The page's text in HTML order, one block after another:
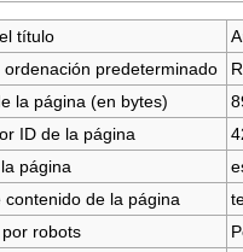
título
ordenación predeterminado
la página (en bytes)
ID de la página
página
contenido de la página
robots